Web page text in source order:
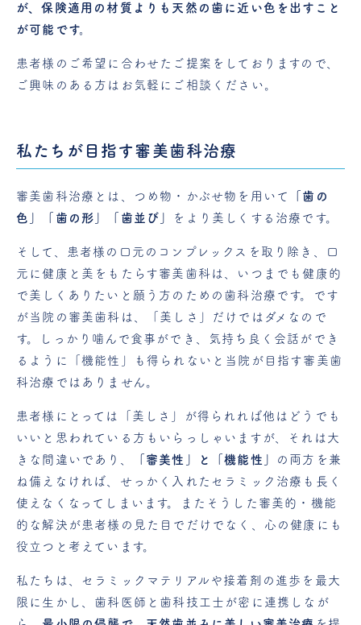
が、保険適用の材質よりも天然の歯に近い色を出すこと
が可能です。
患者様のご希望に合わせたご提案をしておりますので、
ご興味のある方はお気軽にご相談ください。
私たちが目指す審美歯科治療
審美歯科治療とは、つめ物・かぶせ物を用いて
「歯の
色」「歯の形」「歯並び」
をより美しくする治療です。
そして、患者様の口元のコンプレックスを取り除き、口
元に健康と美をもたらす審美歯科は、いつまでも健康的
で美しくありたいと願う方のための歯科治療です。です
が当院の審美歯科は、「美しさ」だけではダメなので
す。しっかり噛んで食事ができ、気持ち良く会話ができ
るように「機能性」も得られないと当院が目指す審美歯
科治療ではありません。
患者様にとっては「美しさ」が得られれば他はどうでも
いいと思われている方もいらっしゃいますが、それは大
きな間違いであり、
「審美性」と「機能性」
の両方を兼
ね備えなければ、せっかく入れたセラミック治療も長く
使えなくなってしまいます。またそうした審美的・機能
的な解決が患者様の見た目でだけでなく、心の健康にも
役立つと考えています。
私たちは、セラミックマテリアルや接着剤の進歩を最大
限に生かし、歯科医師と歯科技工士が密に連携しなが